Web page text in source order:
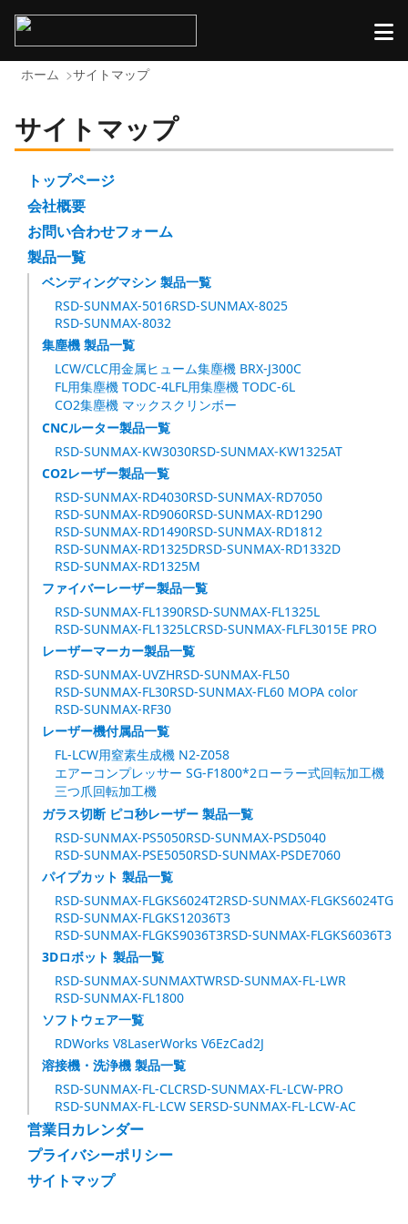
ホーム サイトマップ
サイトマップ
トップページ
会社概要
お問い合わせフォーム
製品一覧
ベンディングマシン 製品一覧
RSD-SUNMAX-5016RSD-SUNMAX-8025
RSD-SUNMAX-8032
集塵機 製品一覧
LCW/CLC用金属ヒューム集塵機 BRX-J300C
FL用集塵機 TODC-4LFL用集塵機 TODC-6L
CO2集塵機 マックスクリンボー
CNCルーター製品一覧
RSD-SUNMAX-KW3030RSD-SUNMAX-KW1325AT
CO2レーザー製品一覧
RSD-SUNMAX-RD4030RSD-SUNMAX-RD7050
RSD-SUNMAX-RD9060RSD-SUNMAX-RD1290
RSD-SUNMAX-RD1490RSD-SUNMAX-RD1812
RSD-SUNMAX-RD1325DRSD-SUNMAX-RD1332D
RSD-SUNMAX-RD1325M
ファイバーレーザー製品一覧
RSD-SUNMAX-FL1390RSD-SUNMAX-FL1325L
RSD-SUNMAX-FL1325LCRSD-SUNMAX-FLFL3015E PRO
レーザーマーカー製品一覧
RSD-SUNMAX-UVZHRSD-SUNMAX-FL50
RSD-SUNMAX-FL30RSD-SUNMAX-FL60 MOPA color
RSD-SUNMAX-RF30
レーザー機付属品一覧
FL-LCW用窒素生成機 N2-Z058
エアーコンプレッサー SG-F1800*2ローラー式回転加工機
三つ爪回転加工機
ガラス切断 ピコ秒レーザー 製品一覧
RSD-SUNMAX-PS5050RSD-SUNMAX-PSD5040
RSD-SUNMAX-PSE5050RSD-SUNMAX-PSDE7060
パイプカット 製品一覧
RSD-SUNMAX-FLGKS6024T2RSD-SUNMAX-FLGKS6024TG
RSD-SUNMAX-FLGKS12036T3
RSD-SUNMAX-FLGKS9036T3RSD-SUNMAX-FLGKS6036T3
3Dロボット 製品一覧
RSD-SUNMAX-SUNMAXTWRSD-SUNMAX-FL-LWR
RSD-SUNMAX-FL1800
ソフトウェア一覧
RDWorks V8LaserWorks V6EzCad2J
溶接機・洗浄機 製品一覧
RSD-SUNMAX-FL-CLCRSD-SUNMAX-FL-LCW-PRO
RSD-SUNMAX-FL-LCW SERSD-SUNMAX-FL-LCW-AC
営業日カレンダー
プライバシーポリシー
サイトマップ